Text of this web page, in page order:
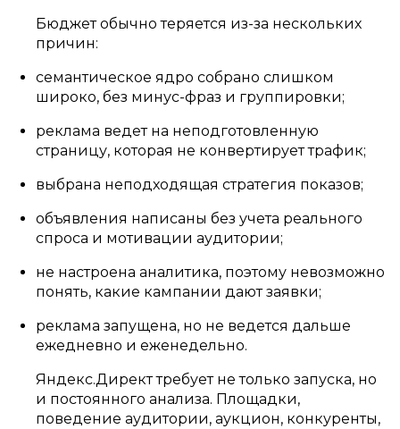
Бюджет обычно теряется из-за нескольких
причин:
семантическое ядро собрано слишком
широко, без минус-фраз и группировки;
реклама ведет на неподготовленную
страницу, которая не конвертирует трафик;
выбрана неподходящая стратегия показов;
объявления написаны без учета реального
спроса и мотивации аудитории;
не настроена аналитика, поэтому невозможно
понять, какие кампании дают заявки;
реклама запущена, но не ведется дальше
ежедневно и еженедельно.
Яндекс.Директ требует не только запуска, но
и постоянного анализа. Площадки,
поведение аудитории, аукцион, конкуренты,